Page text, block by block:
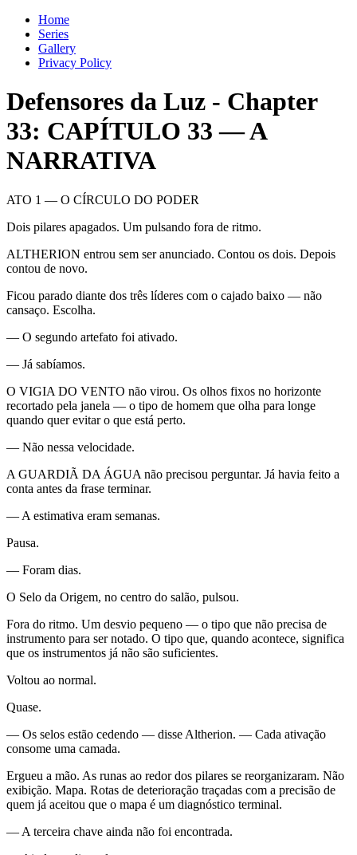
Home
Series
Gallery
Privacy Policy
Defensores da Luz - Chapter
33: CAPÍTULO 33 — A
NARRATIVA
ATO 1 — O CÍRCULO DO PODER
Dois pilares apagados. Um pulsando fora de ritmo.
ALTHERION entrou sem ser anunciado. Contou os dois. Depois
contou de novo.
Ficou parado diante dos três líderes com o cajado baixo — não
cansaço. Escolha.
— O segundo artefato foi ativado.
— Já sabíamos.
O VIGIA DO VENTO não virou. Os olhos fixos no horizonte
recortado pela janela — o tipo de homem que olha para longe
quando quer evitar o que está perto.
— Não nessa velocidade.
A GUARDIÃ DA ÁGUA não precisou perguntar. Já havia feito a
conta antes da frase terminar.
— A estimativa eram semanas.
Pausa.
— Foram dias.
O Selo da Origem, no centro do salão, pulsou.
Fora do ritmo. Um desvio pequeno — o tipo que não precisa de
instrumento para ser notado. O tipo que, quando acontece, significa
que os instrumentos já não são suficientes.
Voltou ao normal.
Quase.
— Os selos estão cedendo — disse Altherion. — Cada ativação
consome uma camada.
Ergueu a mão. As runas ao redor dos pilares se reorganizaram. Não
exibição. Mapa. Rotas de deterioração traçadas com a precisão de
quem já aceitou que o mapa é um diagnóstico terminal.
— A terceira chave ainda não foi encontrada.